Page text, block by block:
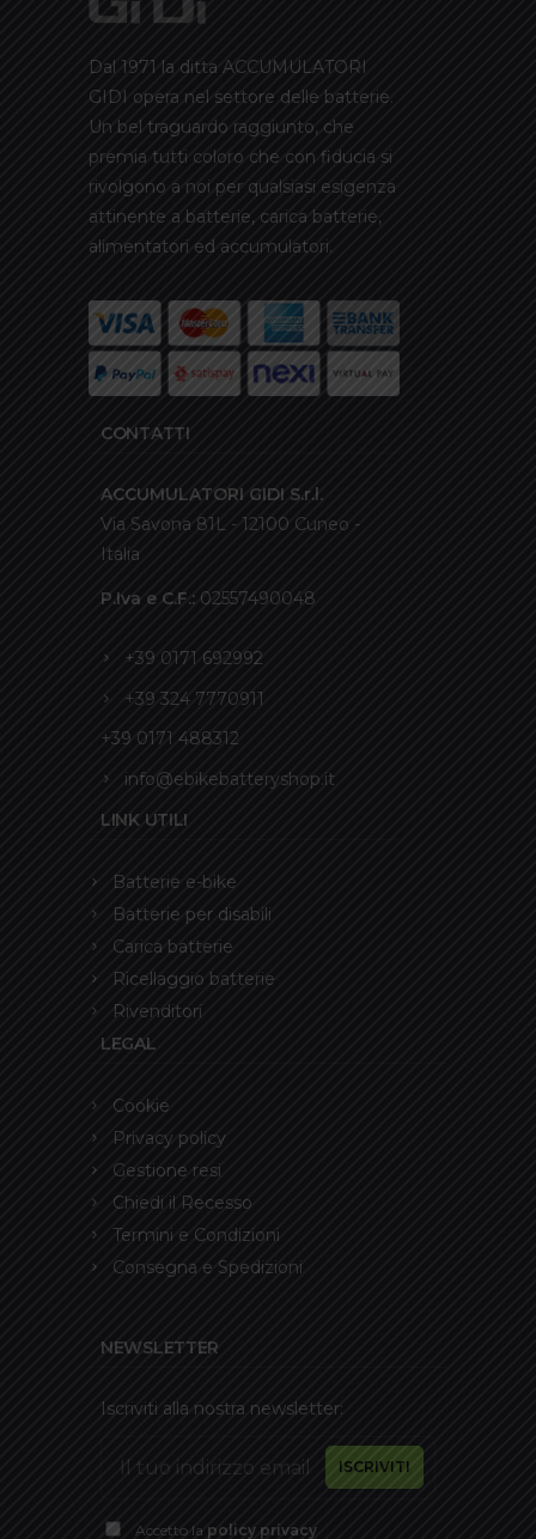
Dal 1971 la ditta ACCUMULATORI
GIDI opera nel settore delle batterie.
Un bel traguardo raggiunto, che
premia tutti coloro che con fiducia si
rivolgono a noi per qualsiasi esigenza
attinente a batterie, carica batterie,
alimentatori ed accumulatori.
CONTATTI
ACCUMULATORI GIDI S.r.l.
Via Savona 81L - 12100 Cuneo -
Italia
P.Iva e C.F.: 02557490048
+39 0171 692992
+39 324 7770911
+39 0171 488312
info@ebikebatteryshop.it
LINK UTILI
Batterie e-bike
Batterie per disabili
Carica batterie
Ricellaggio batterie
Rivenditori
LEGAL
Cookie
Privacy policy
Gestione resi
Chiedi il Recesso
Termini e Condizioni
Consegna e Spedizioni
NEWSLETTER
Iscriviti alla nostra newsletter:
Accetto la policy privacy